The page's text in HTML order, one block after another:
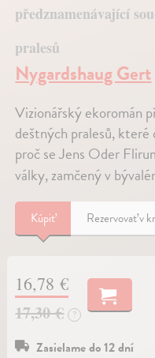
předznamenávající
pralesů
Nygardshaug Gert
Vizionářský ekoromán
deštných pralesů, které
proč se Jens Oder
války, zamčený v
Kúpiť Rezervovať v
16,78 €
17,30 €
?
Zasielame do 12 dní